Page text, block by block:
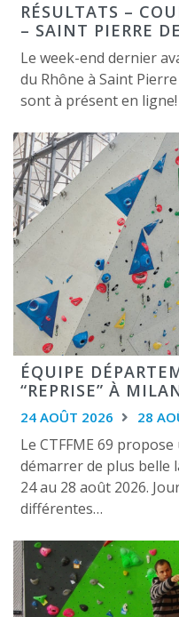
RÉSULTATS –
– SAINT PIERRE
Le week-end dernier
du Rhône à Saint
sont à présent en ligne!
ÉQUIPE
“REPRISE” À
24 AOÛT 2026 28
Le CTFFME 69
démarrer de plus belle
24 au 28 août 2026.
différentes…